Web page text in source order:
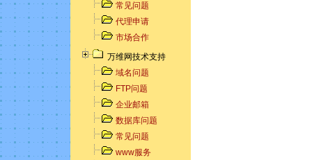
常见问题
代理申请
市场合作
万维网技术支持
域名问题
FTP问题
企业邮箱
数据库问题
常见问题
www服务